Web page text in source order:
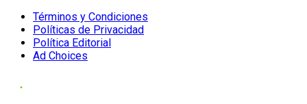
Términos y Condiciones
Políticas de Privacidad
Política Editorial
Ad Choices